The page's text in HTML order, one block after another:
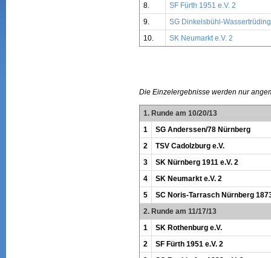
8.
SF Fürth 1951 e.V. 2
9.
SG Dinkelsbühl-
10.
SK Neumarkt e.V. 2
Die Einzelergebnisse werden nur
1. Runde am 10/20/13
1
SG Anderssen/78 Nürnberg
2
TSV Cadolzburg e.V.
3
SK Nürnberg 1911 e.V. 2
4
SK Neumarkt e.V. 2
5
SC Noris-Tarrasch Nürnberg
2. Runde am 11/17/13
1
SK Rothenburg e.V.
2
SF Fürth 1951 e.V. 2